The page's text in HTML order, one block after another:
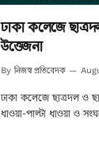
ঢাকা কলেজে
উত্তেজনা
By নিজস্ব প্রতিবেদক
ঢাকা কলেজে ছাত্রদল ও
ধাওয়া-পাল্টা ধাওয়া ও